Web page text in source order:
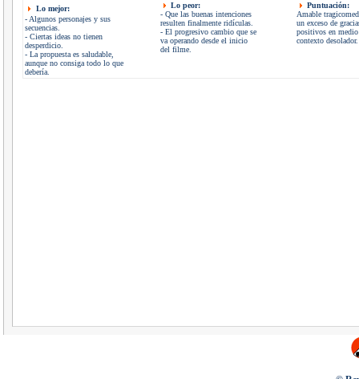
Lo mejor:
- Algunos personajes y sus
secuencias.
- Ciertas ideas no tienen
desperdicio.
- La propuesta es saludable,
aunque no consiga todo lo que
debería.
Lo peor:
- Que las buenas intenciones
resulten finalmente ridículas.
- El progresivo cambio que se
va operando desde el inicio
del filme.
Puntuación:
Amable
un exceso de
positivos en medio
contexto desolador.